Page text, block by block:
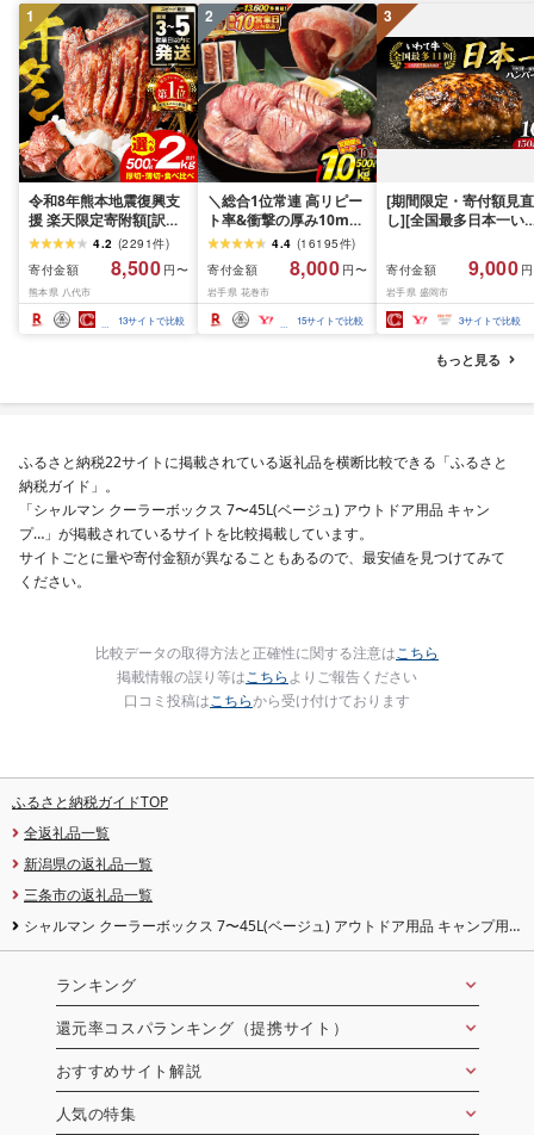
1
令和8年熊本地震復興支
援 楽天限定寄附額[訳あ
り]牛タン 500g〜2kg 肉
牛肉 訳あり 牛タン 冷凍
小分け 厚切り 薄切り 食
べ比べ 500g 1kg 1.5kg
2kg 牛 人気 ビーフ 牛た
ん ふるさと納税 ランキ
4.2 (2291件)
寄付金額
8,500 円〜
熊本県 八代市
13サイトで比較
2
＼総合1位常連 高リピー
ト率&衝撃の厚み10mm
厚切り牛タン 塩味/ ≪ス
ピード発送!!10営業日以
内発送≫ 選べる内容量
500g / 1kg 定期便 毎月
届く 牛肉 肉 BBQ ふるさ
と 人気 ランキング 岩手
4.4 (16195件)
寄付金額
8,000 円〜
岩手県 花巻市
15サイトで比較
3
[期間限定・寄付額見直
し][全国最多日本一い
1.5kg(150g×10個) い
て牛 × 岩中豚 ハンバー
グ 合挽き 合い挽き 黒
和牛 人気 冷凍 個包装
分け 冷凍 牛肉 豚肉 和
ビーフ ポーク はんば
ぐ 挽肉 お肉 ミンチ 肉
キング 1位 1万円以下
寄付金額 9,000
岩手県 盛岡市
3サイトで比較
もっと見る
ふるさと納税22サイトに掲載されている返礼品を横断比較できる「ふるさと
納税ガイド」。
「シャルマン クーラーボックス 7〜45L(ベージュ) アウトドア用品 キャン
プ…」が掲載されているサイトを比較掲載しています。
サイトごとに量や寄付金額が異なることもあるので、最安値を見つけてみて
ください。
比較データの取得方法と正確性に関する注意はこちら
掲載情報の誤り等はこちらよりご報告ください
口コミ投稿はこちらから受け付けております
ふるさと納税ガイドTOP
全返礼品一覧
新潟県の返礼品一覧
三条市の返礼品一覧
シャルマン クーラーボックス 7〜45L(ベージュ) アウトドア用品 キャンプ用
ランキング
還元率コスパランキング（提携サイト）
おすすめサイト解説
人気の特集